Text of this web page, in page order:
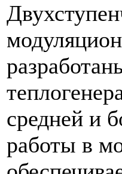
средней и
работы в